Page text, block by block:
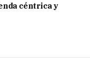
céntrica y